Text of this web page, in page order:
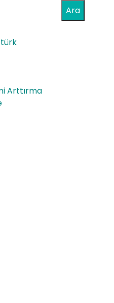
Ara
Arttırma